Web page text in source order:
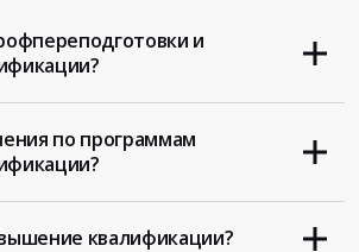
и
по программам
квалификации?